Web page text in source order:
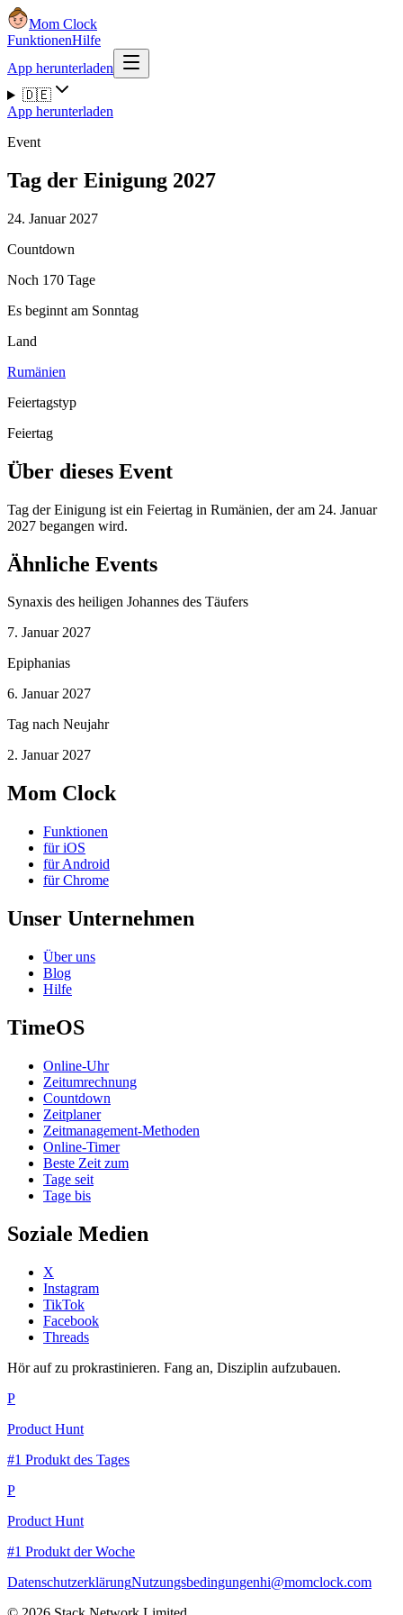
Mom Clock
FunktionenHilfe
App herunterladen
🇩🇪
App herunterladen
Event
Tag der Einigung 2027
24. Januar 2027
Countdown
Noch 170 Tage
Es beginnt am Sonntag
Land
Rumänien
Feiertagstyp
Feiertag
Über dieses Event
Tag der Einigung ist ein Feiertag in Rumänien, der am 24. Januar
2027 begangen wird.
Ähnliche Events
Synaxis des heiligen Johannes des Täufers
7. Januar 2027
Epiphanias
6. Januar 2027
Tag nach Neujahr
2. Januar 2027
Mom Clock
Funktionen
für iOS
für Android
für Chrome
Unser Unternehmen
Über uns
Blog
Hilfe
TimeOS
Online-Uhr
Zeitumrechnung
Countdown
Zeitplaner
Zeitmanagement-Methoden
Online-Timer
Beste Zeit zum
Tage seit
Tage bis
Soziale Medien
X
Instagram
TikTok
Facebook
Threads
Hör auf zu prokrastinieren. Fang an, Disziplin aufzubauen.
P
Product Hunt
#1 Produkt des Tages
P
Product Hunt
#1 Produkt der Woche
DatenschutzerklärungNutzungsbedingungenhi@momclock.com